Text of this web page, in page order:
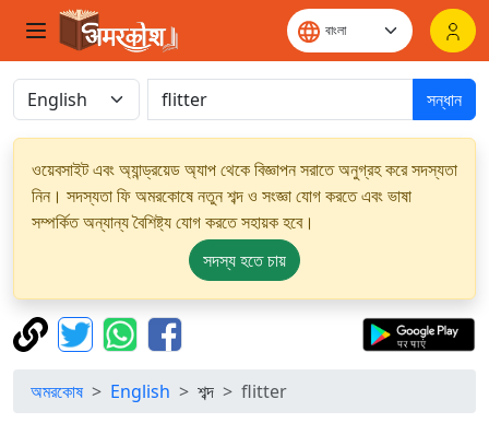
সন্ধান
ওয়েবসাইট এবং অ্যান্ড্রয়েড অ্যাপ থেকে বিজ্ঞাপন সরাতে অনুগ্রহ করে সদস্যতা
নিন। সদস্যতা ফি অমরকোষে নতুন শব্দ ও সংজ্ঞা যোগ করতে এবং ভাষা
সম্পর্কিত অন্যান্য বৈশিষ্ট্য যোগ করতে সহায়ক হবে।
সদস্য হতে চায়
অমরকোষ English শব্দ flitter